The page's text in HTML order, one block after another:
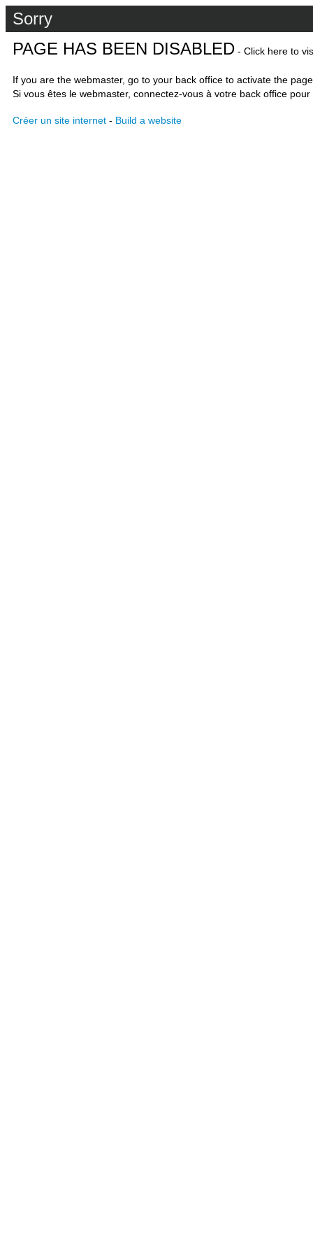
Sorry
PAGE HAS BEEN DISABLED - Click here to
If you are the webmaster, go to your back office to activate the
Si vous êtes le webmaster, connectez-vous à votre back office
Créer un site internet - Build a website